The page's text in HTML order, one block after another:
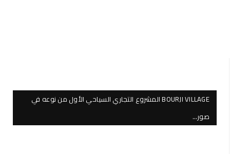
BOURJI VILLAGE المشروع التجاري السياحي الأول من نوعه في
صور…